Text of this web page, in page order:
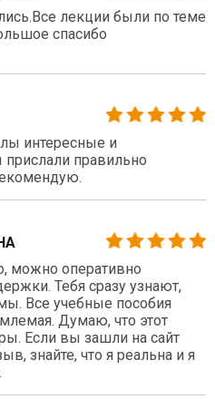
лекции были по теме
спасибо
интересные и
правильно
можно оперативно
Тебя сразу узнают,
Все учебные пособия
Думаю, что этот
Если вы зашли на сайт
знайте, что я реальна и я